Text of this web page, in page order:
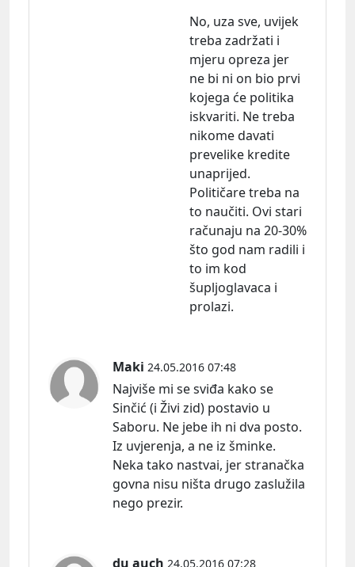
No, uza sve, uvijek
treba zadržati i
mjeru opreza jer
ne bi ni on bio prvi
kojega će politika
iskvariti. Ne treba
nikome davati
prevelike kredite
unaprijed.
Političare treba na
to naučiti. Ovi stari
računaju na 20-30%
što god nam radili i
to im kod
šupljoglavaca i
prolazi.
Maki 24.05.2016 07:48
Najviše mi se sviđa kako se
Sinčić (i Živi zid) postavio u
Saboru. Ne jebe ih ni dva posto.
Iz uvjerenja, a ne iz šminke.
Neka tako nastvai, jer stranačka
govna nisu ništa drugo zaslužila
nego prezir.
du auch 24.05.2016 07:28